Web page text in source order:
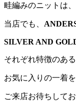
畦編みのニットは
当店でも、
SILVER AND
それぞれ特徴のあ
お気に入りの一着
ご来店お待ちしてお